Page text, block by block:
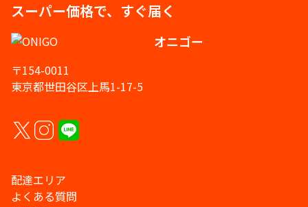
スーパー価格で、すぐ届く
オニゴー
〒154-0011
東京都世田谷区上馬1-17-5
配達エリア
よくある質問